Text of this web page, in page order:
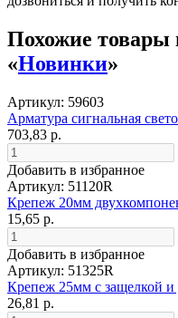
Похожие товары
«Новинки»
Артикул: 59603
Арматура сигнальная
703,83 р.
Добавить в избранное
Артикул: 51120R
Крепеж 20мм
15,65 р.
Добавить в избранное
Артикул: 51325R
Крепеж 25мм с защелкой
26,81 р.